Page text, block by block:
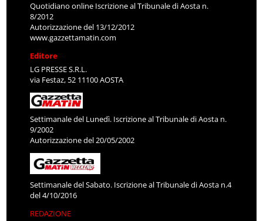
Quotidiano online Iscrizione al Tribunale di Aosta n.
8/2012
Autorizzazione del 13/12/2012
www.gazzettamatin.com
Editore
LG PRESSE S.R.L.
via Festaz, 52 11100 AOSTA
Settimanale del Lunedì. Iscrizione al Tribunale di Aosta n.
9/2002
Autorizzazione del 20/05/2002
Settimanale del Sabato. Iscrizione al Tribunale di Aosta n.4
del 4/10/2016
REDAZIONE